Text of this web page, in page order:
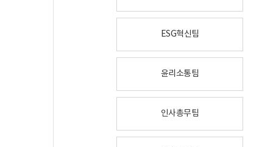
ESG혁신팀
윤리소통팀
인사총무팀